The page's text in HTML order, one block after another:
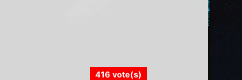
416 vote(s)